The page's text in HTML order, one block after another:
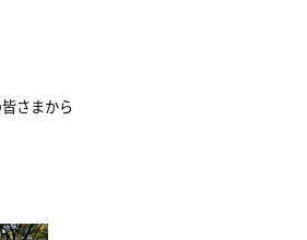
さまから